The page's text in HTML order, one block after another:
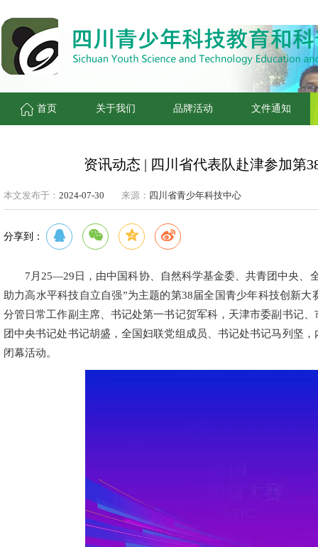
首页 关于我们 品牌活动 文件通知
资讯动态 | 四川省代表队赴津参加第
本文发布于： 2024-07-30 来源： 四川省青少年科技中心
分享到：
7月25—29日，由中国科协、自然科学基金委、共青团中央、
助力高水平科技自立自强”为主题的第38届全国青少年科技创新
分管日常工作副主席、书记处第一书记贺军科，天津市委副书记
团中央书记处书记胡盛，全国妇联党组成员、书记处书记马列坚
闭幕活动。